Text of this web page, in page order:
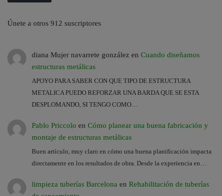
Únete a otros 912 suscriptores
diana Mujer navarrete gonzález en Cuando diseñamos
estructuras metálicas
APOYO PARA SABER CON QUE TIPO DE ESTRUCTURA
METALICA PUEDO REFORZAR UNA BARDA QUE SE ESTA
DESPLOMANDO, SI TENGO COMO…
Pablo Priccolo en Cómo planear una buena fabricación y
montaje de estructuras metálicas
Buen artículo, muy claro en cómo una buena planificación impacta
directamente en los resultados de obra. Desde la experiencia en…
limpieza tuberías Barcelona en Rehabilitación de tuberías